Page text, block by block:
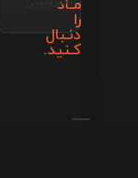
مـاد
را
دنـبال
کـنید.